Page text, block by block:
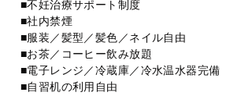
■不妊治療サポート制度
■社内禁煙
■服装／髪型／髪色／ネイル自由
■お茶／コーヒー飲み放題
■電子レンジ／冷蔵庫／冷水温水器完備
■自習机の利用自由